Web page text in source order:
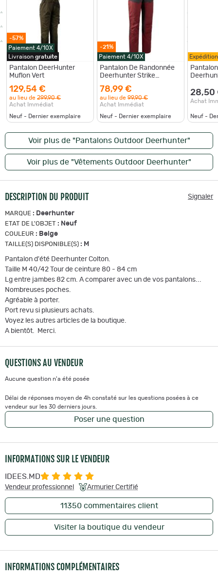
-57%
Paiement 4/10X
Livraison gratuite
Pantalon DeerHunter
Muflon Vert
129,54 €
au lieu de 299,90 €
Achat Immédiat
Neuf - Dernier exemplaire
-21%
Paiement 4/10X
Pantalon De Randonnée
Deerhunter Strike
78,99 €
au lieu de 99,90 €
Achat Immédiat
Neuf - Dernier exemplaire
28,50
Achat
Neuf -
Voir plus de "Pantalons Outdoor Deerhunter"
Voir plus de "Vêtements Outdoor Deerhunter"
DESCRIPTION DU PRODUIT Signaler
MARQUE : Deerhunter
ETAT DE L'OBJET : Neuf
COULEUR : Beige
TAILLE(S) DISPONIBLE(S) : M
Pantalon d'été Deerhunter Colton.
Taille M 40/42 Tour de ceinture 80 - 84 cm
Lg entre jambes 82 cm. A comparer avec un de vos pantalons...
Nombreuses poches.
Agréable à porter.
Port revu si plusieurs achats.
Voyez les autres articles de la boutique.
A bientôt. Merci.
QUESTIONS AU VENDEUR
Aucune question n'a été posée
Délai de réponses moyen de 4h constaté sur les questions posées à ce
vendeur sur les 30 derniers jours.
Poser une question
INFORMATIONS SUR LE VENDEUR
IDEES.MD
Vendeur professionnel Armurier Certifié
11350commentaires client
Visiter la boutique du vendeur
INFORMATIONS COMPLÉMENTAIRES